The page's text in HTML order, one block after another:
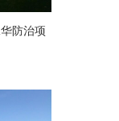
防治项